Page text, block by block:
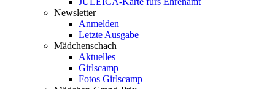
Newsletter
Anmelden
Letzte Ausgabe
Mädchenschach
Aktuelles
Girlscamp
Fotos Girlscamp